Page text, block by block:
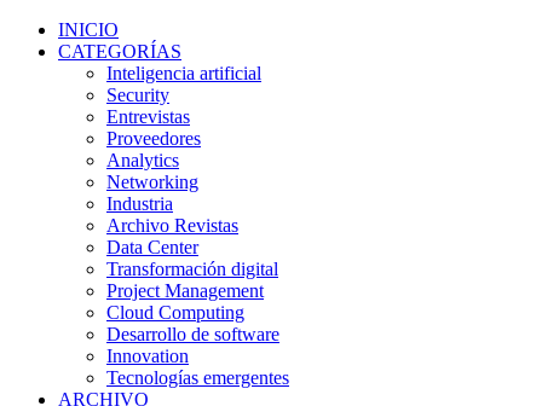
INICIO
CATEGORÍAS
Inteligencia artificial
Security
Entrevistas
Proveedores
Analytics
Networking
Industria
Archivo Revistas
Data Center
Transformación digital
Project Management
Cloud Computing
Desarrollo de software
Innovation
Tecnologías emergentes
ARCHIVO